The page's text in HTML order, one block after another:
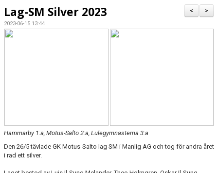
>
<
Lag-SM Silver 2023
2023-06-15 13:44
Hammarby 1:a, Motus-Salto 2:a, Lulegymnasterna 3:a
Den 26/5 tävlade GK Motus-Salto lag SM i Manlig AG och tog för andra året
i rad ett silver.